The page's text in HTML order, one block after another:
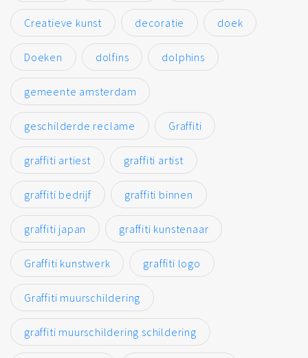
Creatieve kunst decoratie doek
Doeken dolfins dolphins
gemeente amsterdam
geschilderde reclame Graffiti
graffiti artiest graffiti artist
graffiti bedrijf graffiti binnen
graffiti japan graffiti kunstenaar
Graffiti kunstwerk graffiti logo
Graffiti muurschildering
graffiti muurschildering schildering